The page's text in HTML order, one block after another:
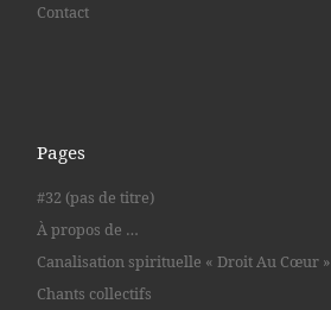
Contact
Pages
#32 (pas de titre)
À propos de …
Canalisation spirituelle « Droit Au Cœur »
Chants collectifs